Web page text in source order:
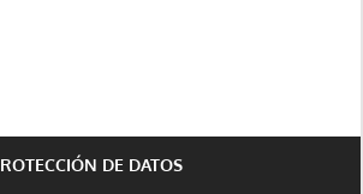
DE DATOS